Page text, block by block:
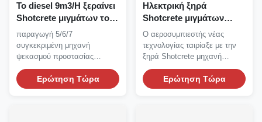
Το diesel 9m3/H ξεραίνει
Shotcrete μιγμάτων τον
ψεκαστήρα Gunite
προστασίας κλίσεων
μηχανών
παραγωγή 5/6/7
συγκεκριμένη μηχανή
ψεκασμού προστασίας
κλίσεων μ ³ /h από τη μηχανή
diesel...Ερώτηση Τώρα
Ηλεκτρική ξηρά
Shotcrete μιγμάτων
Shotcrete
αεροσυμπιεστών
μηχανών μίνι μηχανή
Ο αεροσυμπιεστής νέας
τεχνολογίας ταιρίαξε με την
ξηρά Shotcrete μηχανή
Gunite για το ορυχείο...
Ερώτηση Τώρα